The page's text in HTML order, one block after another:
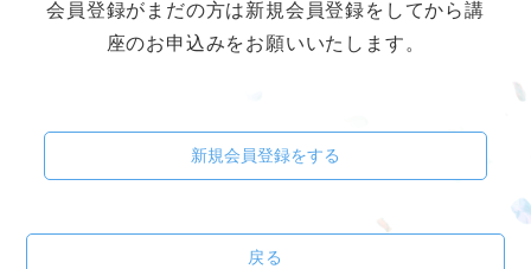
会員登録がまだの方は新規会員登録をしてから講
座のお申込みをお願いいたします。
新規会員登録をする
戻る